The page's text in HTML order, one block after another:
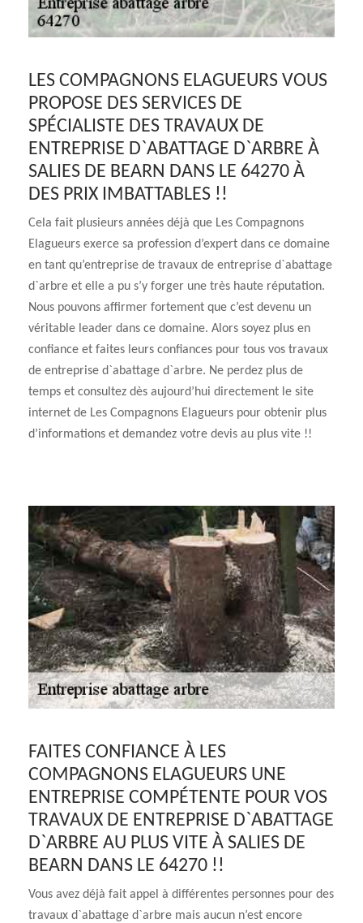
LES COMPAGNONS ELAGUEURS VOUS
PROPOSE DES SERVICES DE
SPÉCIALISTE DES TRAVAUX DE
ENTREPRISE D`ABATTAGE D`ARBRE À
SALIES DE BEARN DANS LE 64270 À
DES PRIX IMBATTABLES !!
Cela fait plusieurs années déjà que Les Compagnons
Elagueurs exerce sa profession d’expert dans ce domaine
en tant qu’entreprise de travaux de entreprise d`abattage
d`arbre et elle a pu s’y forger une très haute réputation.
Nous pouvons affirmer fortement que c’est devenu un
véritable leader dans ce domaine. Alors soyez plus en
confiance et faites leurs confiances pour tous vos travaux
de entreprise d`abattage d`arbre. Ne perdez plus de
temps et consultez dès aujourd’hui directement le site
internet de Les Compagnons Elagueurs pour obtenir plus
d’informations et demandez votre devis au plus vite !!
FAITES CONFIANCE À LES
COMPAGNONS ELAGUEURS UNE
ENTREPRISE COMPÉTENTE POUR VOS
TRAVAUX DE ENTREPRISE D`ABATTAGE
D`ARBRE AU PLUS VITE À SALIES DE
BEARN DANS LE 64270 !!
Vous avez déjà fait appel à différentes personnes pour des
travaux d`abattage d`arbre mais aucun n’est encore